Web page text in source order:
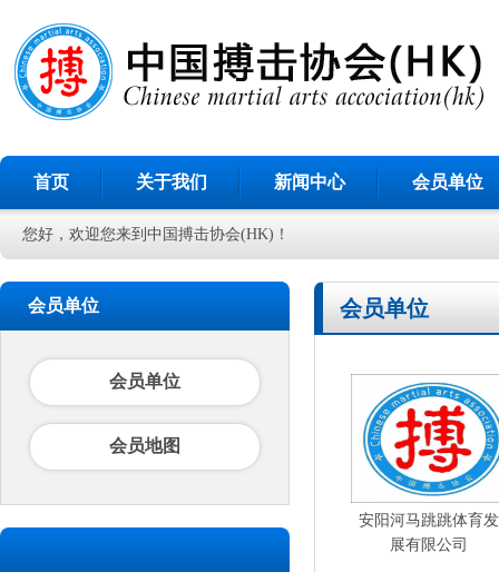
首页 关于我们 新闻中心 会员单位
您好，欢迎您来到中国搏击协会(HK)！
会员单位
会员单位
会员地图
会员单位
安阳河马跳跳体育发
展有限公司